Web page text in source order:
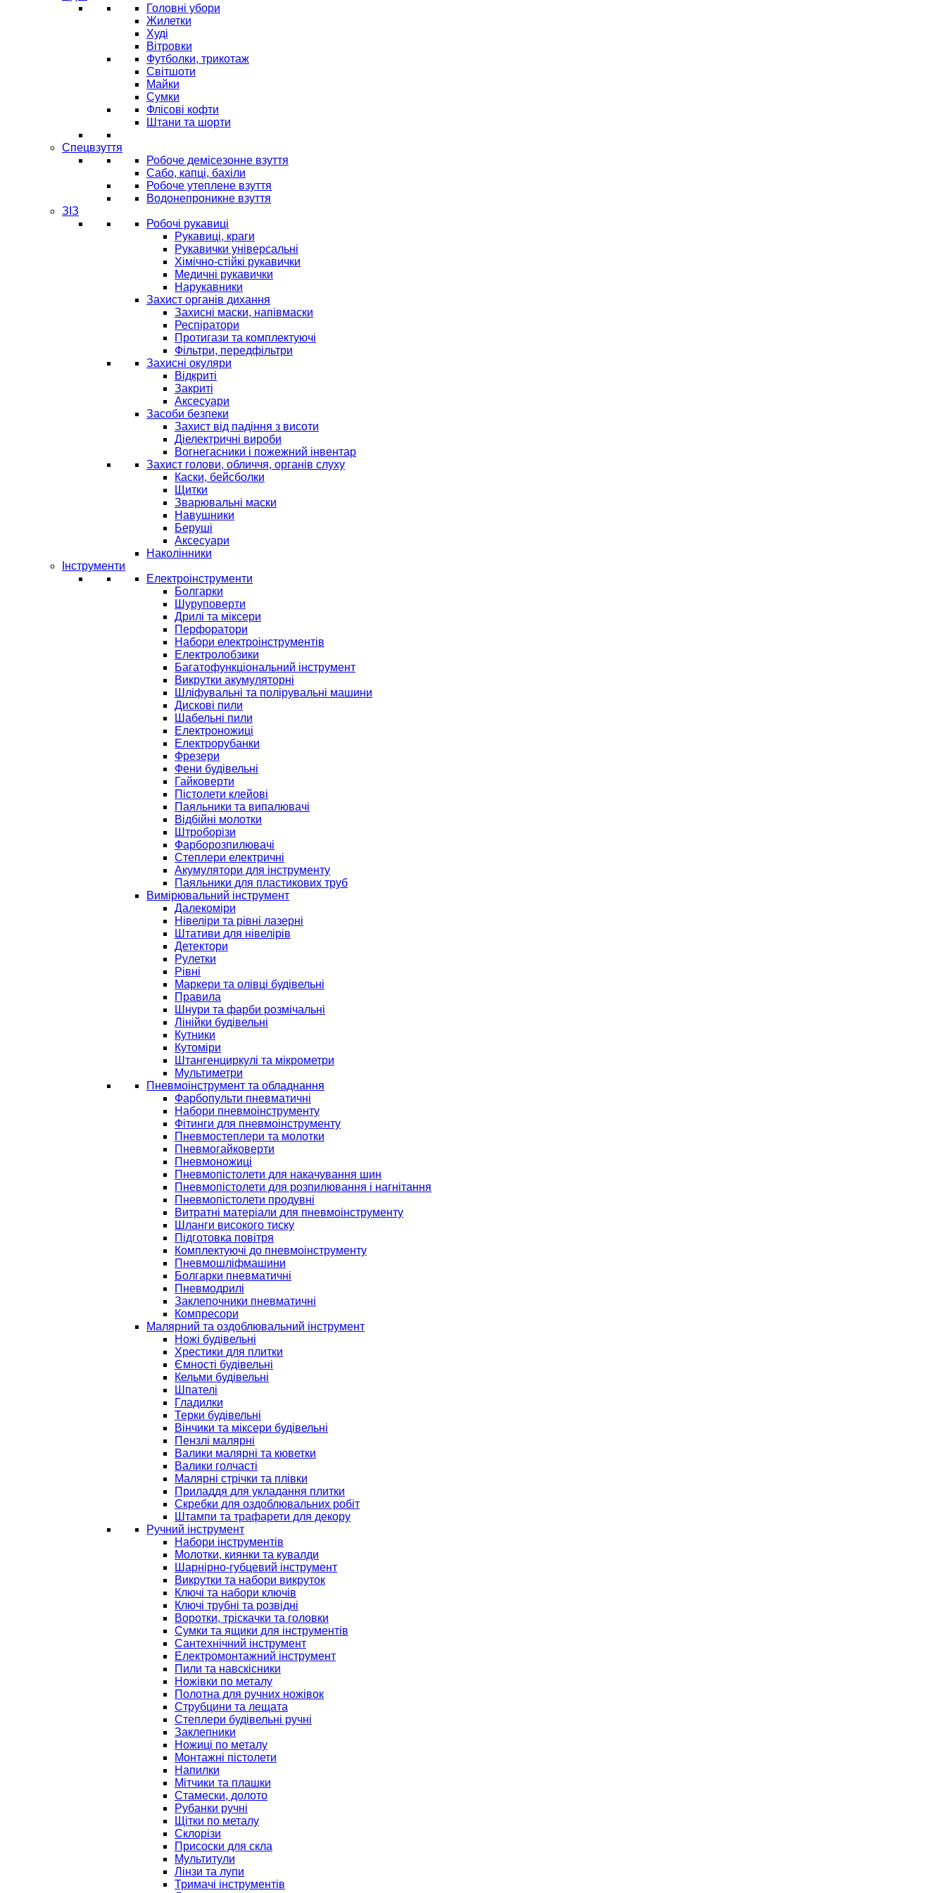
Головні убори
Жилетки
Худі
Вітровки
Футболки, трикотаж
Світшоти
Майки
Сумки
Флісові кофти
Штани та шорти
Спецвзуття
Робоче демісезонне взуття
Сабо, капці, бахіли
Робоче утеплене взуття
Водонепроникне взуття
ЗІЗ
Робочі рукавиці
Рукавиці, краги
Рукавички універсальні
Хімічно-стійкі рукавички
Медичні рукавички
Нарукавники
Захист органів дихання
Захисні маски, напівмаски
Респіратори
Протигази та комплектуючі
Фільтри, передфільтри
Захисні окуляри
Відкриті
Закриті
Аксесуари
Засоби безпеки
Захист від падіння з висоти
Діелектричні вироби
Вогнегасники і пожежний інвентар
Захист голови, обличчя, органів слуху
Каски, бейсболки
Щитки
Зварювальні маски
Навушники
Беруші
Аксесуари
Наколінники
Інструменти
Електроінструменти
Болгарки
Шуруповерти
Дрилі та міксери
Перфоратори
Набори електроінструментів
Електролобзики
Багатофункціональний інструмент
Викрутки акумуляторні
Шліфувальні та полірувальні машини
Дискові пили
Шабельні пили
Електроножиці
Електрорубанки
Фрезери
Фени будівельні
Гайковерти
Пістолети клейові
Паяльники та випалювачі
Відбійні молотки
Штроборізи
Фарборозпилювачі
Степлери електричні
Акумулятори для інструменту
Паяльники для пластикових труб
Вимірювальний інструмент
Далекоміри
Нівеліри та рівні лазерні
Штативи для нівелірів
Детектори
Рулетки
Рівні
Маркери та олівці будівельні
Правила
Шнури та фарби розмічальні
Лінійки будівельні
Кутники
Кутоміри
Штангенциркулі та мікрометри
Мультиметри
Пневмоінструмент та обладнання
Фарбопульти пневматичні
Набори пневмоінструменту
Фітинги для пневмоінструменту
Пневмостеплери та молотки
Пневмогайковерти
Пневмоножиці
Пневмопістолети для накачування шин
Пневмопістолети для розпилювання і нагнітання
Пневмопістолети продувні
Витратні матеріали для пневмоінструменту
Шланги високого тиску
Підготовка повітря
Комплектуючі до пневмоінструменту
Пневмошліфмашини
Болгарки пневматичні
Пневмодрилі
Заклепочники пневматичні
Компресори
Малярний та оздоблювальний інструмент
Ножі будівельні
Хрестики для плитки
Ємності будівельні
Кельми будівельні
Шпателі
Гладилки
Терки будівельні
Вінчики та міксери будівельні
Пензлі малярні
Валики малярні та кюветки
Валики голчасті
Малярні стрічки та плівки
Приладдя для укладання плитки
Скребки для оздоблювальних робіт
Штампи та трафарети для декору
Ручний інструмент
Набори інструментів
Молотки, киянки та кувалди
Шарнірно-губцевий інструмент
Викрутки та набори викруток
Ключі та набори ключів
Ключі трубні та розвідні
Воротки, тріскачки та головки
Сумки та ящики для інструментів
Сантехнічний інструмент
Електромонтажний інструмент
Пили та навскісники
Ножівки по металу
Полотна для ручних ножівок
Струбцини та лещата
Степлери будівельні ручні
Заклепники
Ножиці по металу
Монтажні пістолети
Напилки
Мітчики та плашки
Стамески, долото
Рубанки ручні
Щітки по металу
Склорізи
Присоски для скла
Мультитули
Лінзи та лупи
Тримачі інструментів